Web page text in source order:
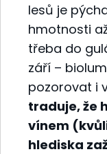
lesů je
hmotnosti
třeba do
září –
pozorovat i
traduje, že
vínem
hlediska